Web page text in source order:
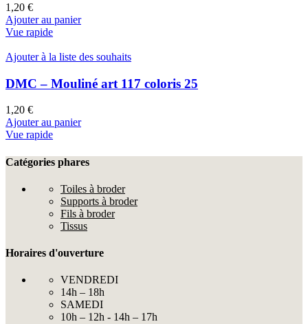
1,20 €
Ajouter au panier
Vue rapide
Ajouter à la liste des souhaits
DMC – Mouliné art 117 coloris 25
1,20 €
Ajouter au panier
Vue rapide
Catégories phares
Toiles à broder
Supports à broder
Fils à broder
Tissus
Horaires d'ouverture
VENDREDI
14h – 18h
SAMEDI
10h – 12h - 14h – 17h